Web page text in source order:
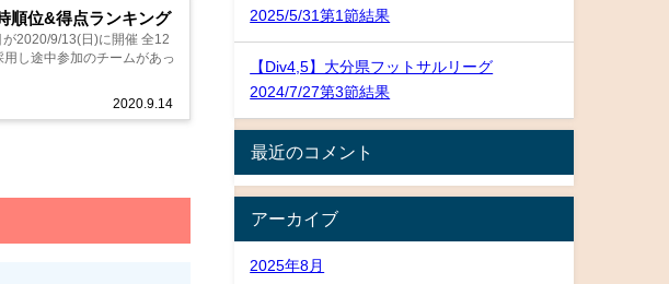
順位&得点ランキング
2020.9.14
2020/9/13(日)に開催 全12
し途中参加のチームがあっ
2025/5/31第1節結果
【Div4,5】大分県フットサルリーグ
2024/7/27第3節結果
最近のコメント
アーカイブ
2025年8月